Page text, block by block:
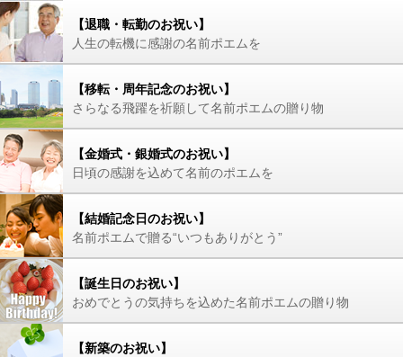
【退職・転勤のお祝い】
人生の転機に感謝の名前ポエムを
【移転・周年記念のお祝い】
さらなる飛躍を祈願して名前ポエムの贈り物
【金婚式・銀婚式のお祝い】
日頃の感謝を込めて名前のポエムを
【結婚記念日のお祝い】
名前ポエムで贈る“いつもありがとう”
【誕生日のお祝い】
おめでとうの気持ちを込めた名前ポエムの贈り物
【新築のお祝い】